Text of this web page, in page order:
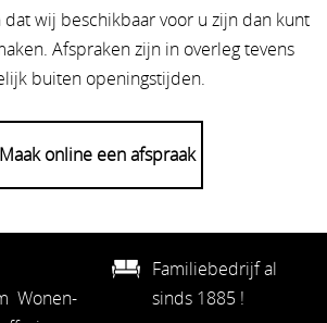
wij beschikbaar voor u zijn dan kunt
Afspraken zijn in overleg tevens
buiten openingstijden.
online een afspraak
Wonen-
Familiebedrijf al
sinds 1885 !